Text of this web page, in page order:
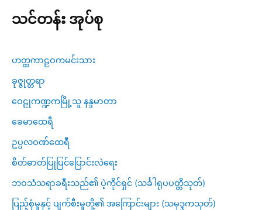
သင်တန်း အုပ်စု
ဟတ္ထကာဠဝကမင်းသား
ခုဇ္ဇုတ္တရာ
ဝေဠုကဏ္ဍကမြို့သူ နန္ဒမာတာ
ခေမာထေရီ
ဥပ္ပလဝဏ်ထေရီ
စိတ်ဓာတ်ပြုပြင်ပြောင်းလဲရေး
ဘဝသံသရာခရီးသည်၏ ပဲ့ကိုင်ရှင် (သင်္ခါရုပပတ္တိသုတ်)
ပြည့်စုံမှုနှင့် ပျက်စီးမှုတို့၏ အကြောင်းများ (သမုဒ္ဒကသုတ်)